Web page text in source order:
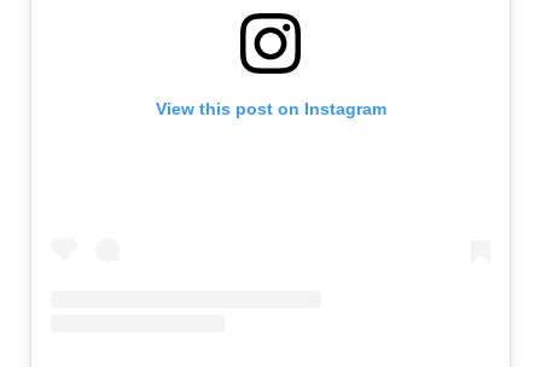
View this post on Instagram